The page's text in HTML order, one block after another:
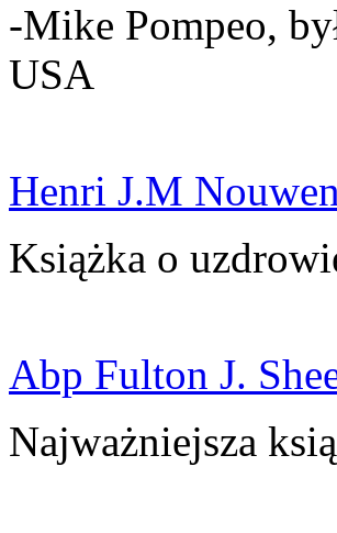
-Mike Pompeo,
USA
Henri J.M
Książka o
Abp Fulton J.
Najważniejsza